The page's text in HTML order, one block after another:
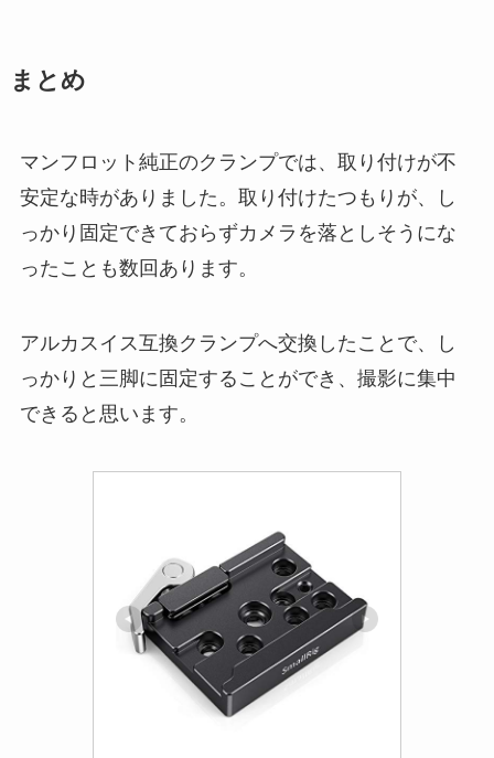
まとめ
マンフロット純正のクランプでは、取り付けが不
安定な時がありました。取り付けたつもりが、し
っかり固定できておらずカメラを落としそうにな
ったことも数回あります。
アルカスイス互換クランプへ交換したことで、し
っかりと三脚に固定することができ、撮影に集中
できると思います。